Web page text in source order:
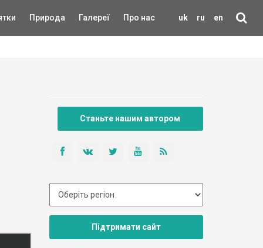
uk ru en
Природа Галереї Про нас
Станьте нашим автором
Підтримати сайт